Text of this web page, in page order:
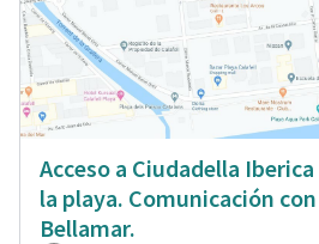
Acceso a Ciudadella
la playa. Comunicación con
Bellamar.